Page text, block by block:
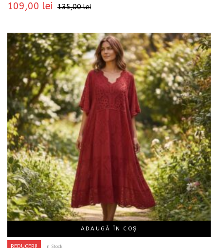
135,00lei
109,00 lei
ADAUGĂ ÎN COȘ
REDUCERI! In Stock